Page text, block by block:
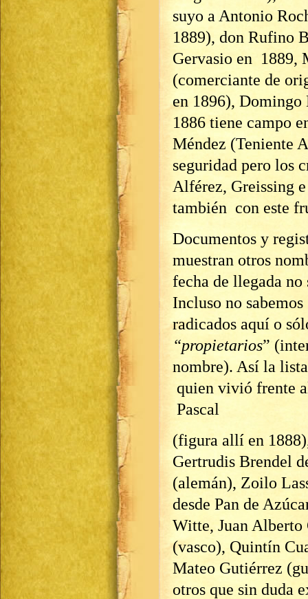
suyo a Antonio
1889), don Rufino
Gervasio en 1889,
(comerciante de
en 1896),
1886 tiene campo
Méndez (Teniente
seguridad pero los
Alférez, Greissing
también con este
Documentos y
muestran otros
fecha de llegada no
Incluso no
radicados aquí o
“propietarios”
nombre). Así la
quien vivió frente
Pascal
(figura allí en
Gertrudis Brendel
(alemán), Zoilo
desde Pan de
Witte, Juan
(vasco), Quintín
Mateo Gutiérrez
otros que sin duda